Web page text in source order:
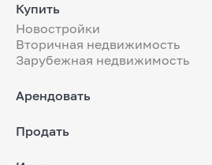
Купить
Новостройки
Вторичная недвижимость
Зарубежная недвижимость
Арендовать
Продать